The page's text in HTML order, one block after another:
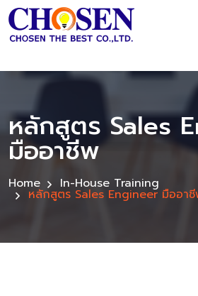
หลักสูตร Sales
มืออาชีพ
Home In-House Training
หลักสูตร Sales Engineer มืออา